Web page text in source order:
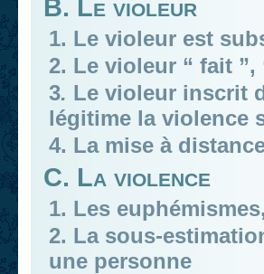
B. Le violeur
1. Le violeur est
2. Le violeur “ fait
3. Le violeur inscrit
légitime la violence
4. La mise à
C. La violence
1. Les
2. La sous-
une personne